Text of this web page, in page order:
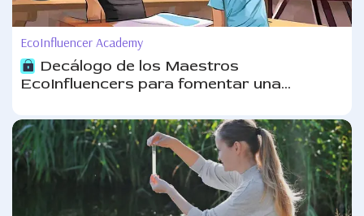
EcoInfluencer Academy
Decálogo de los Maestros
EcoInfluencers para fomentar una